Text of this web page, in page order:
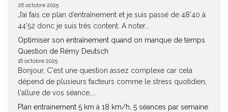
26 octobre 2025
J’ai fais ce plan d’entraînement et je suis passé de 48’40 à
44’52 donc je suis très content. A noter...
Optimiser son entraînement quand on manque de temps
Question de Rémy Deutsch
16 octobre 2025
Bonjour, C'est une question assez complexe car cela
dépend de plusieurs facteurs comme le stress quotidien,
l'allure de vos séance,...
Plan entrainement 5 km à 18 km/h, 5 séances par semaine